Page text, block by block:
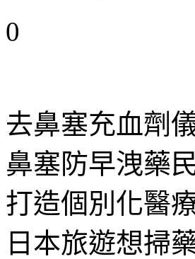
0
去鼻塞充血劑
鼻塞防早洩藥
打造個別化醫
日本旅遊想掃